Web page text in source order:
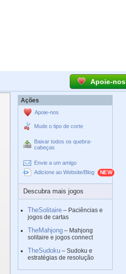
Apoie-nos
Ações
Apoie-nos
Mude o tipo de corte
Baixar todos os quebra-
cabeças
Envie a um amigo
Adicione ao Website/Blog
Descubra mais jogos
TheSolitaire – Paciências e
jogos de cartas
TheMahjong – Mahjong
solitaire e jogos connect
TheSudoku – Sudoku e
estratégias de resolução